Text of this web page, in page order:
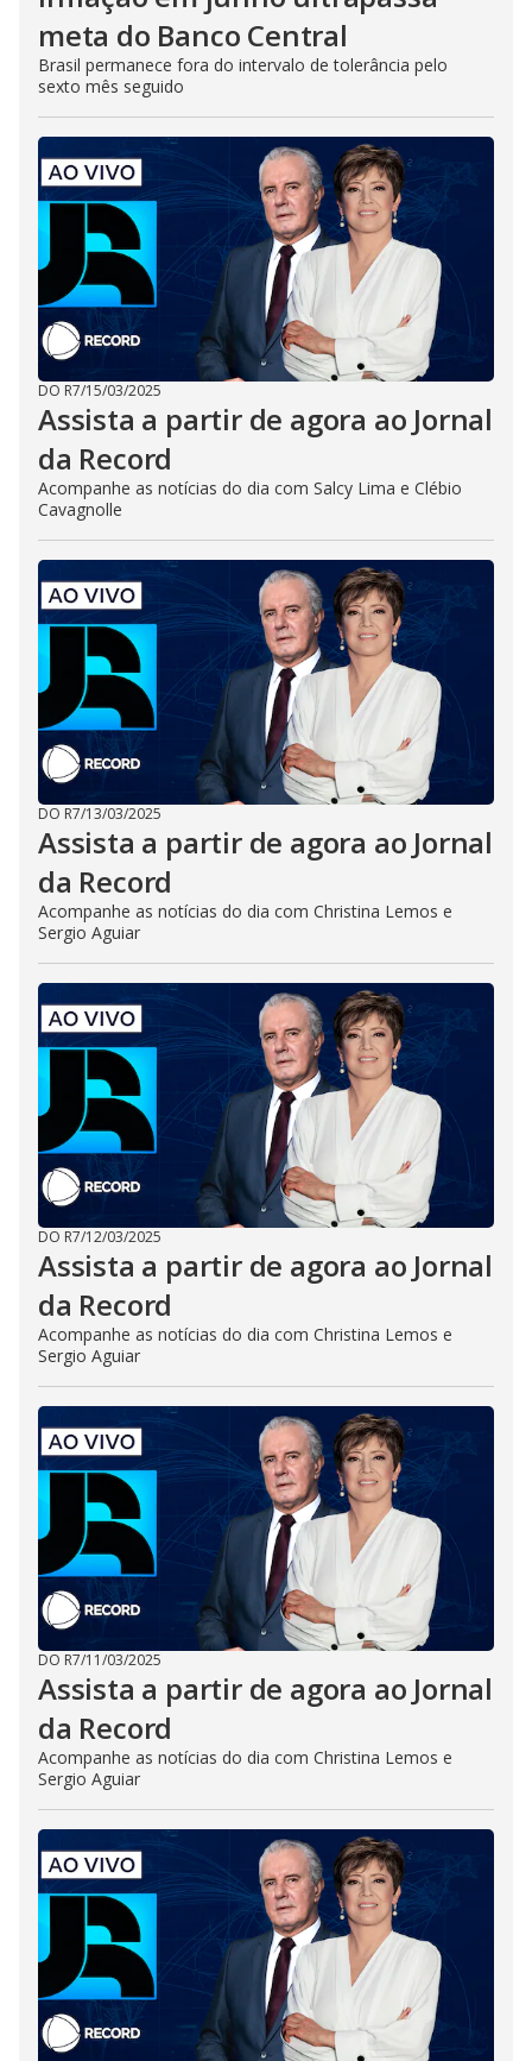
meta do Banco Central
Brasil permanece fora do intervalo de tolerância pelo
sexto mês seguido
DO R7/15/03/2025
Assista a partir de agora ao Jornal
da Record
Acompanhe as notícias do dia com Salcy Lima e Clébio
Cavagnolle
DO R7/13/03/2025
Assista a partir de agora ao Jornal
da Record
Acompanhe as notícias do dia com Christina Lemos e
Sergio Aguiar
DO R7/12/03/2025
Assista a partir de agora ao Jornal
da Record
Acompanhe as notícias do dia com Christina Lemos e
Sergio Aguiar
DO R7/11/03/2025
Assista a partir de agora ao Jornal
da Record
Acompanhe as notícias do dia com Christina Lemos e
Sergio Aguiar